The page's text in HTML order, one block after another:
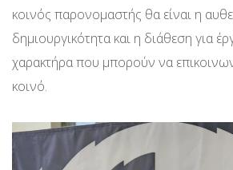
κοινός παρονομαστής θα είναι η
δημιουργικότητα και η διάθεση για
χαρακτήρα που μπορούν να
κοινό.